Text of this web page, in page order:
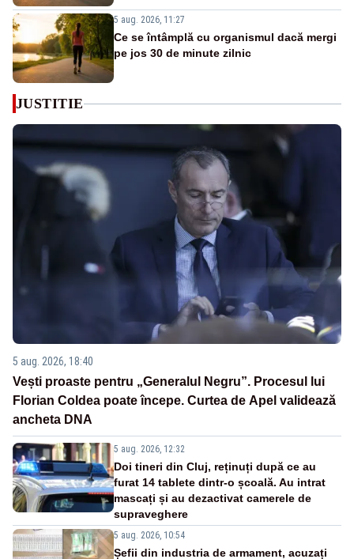
5 aug. 2026, 11:27
Ce se întâmplă cu organismul dacă mergi
pe jos 30 de minute zilnic
JUSTITIE
5 aug. 2026, 18:40
Vești proaste pentru „Generalul Negru”. Procesul lui
Florian Coldea poate începe. Curtea de Apel validează
ancheta DNA
5 aug. 2026, 12:32
Doi tineri din Cluj, reținuți după ce au
furat 14 tablete dintr-o școală. Au intrat
mascați și au dezactivat camerele de
supraveghere
5 aug. 2026, 10:54
Șefii din industria de armament, acuzați